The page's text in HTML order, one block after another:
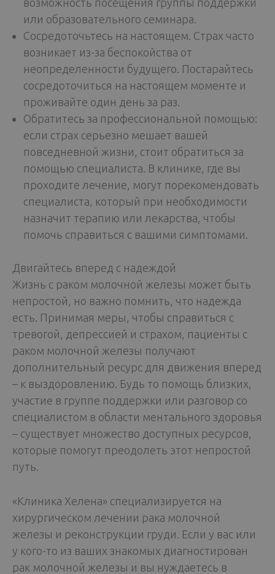
возможность посещения группы поддержки
или образовательного семинара.
Сосредоточьтесь на настоящем. Страх часто
возникает из-за беспокойства от
неопределенности будущего. Постарайтесь
сосредоточиться на настоящем моменте и
проживайте один день за раз.
Обратитесь за профессиональной помощью:
если страх серьезно мешает вашей
повседневной жизни, стоит обратиться за
помощью специалиста. В клинике, где вы
проходите лечение, могут порекомендовать
специалиста, который при необходимости
назначит терапию или лекарства, чтобы
помочь справиться с вашими симптомами.
Двигайтесь вперед с надеждой
Жизнь с раком молочной железы может быть
непростой, но важно помнить, что надежда
есть. Принимая меры, чтобы справиться с
тревогой, депрессией и страхом, пациенты с
раком молочной железы получают
дополнительный ресурс для движения вперед
– к выздоровлению. Будь то помощь близких,
участие в группе поддержки или разговор со
специалистом в области ментального здоровья
– существует множество доступных ресурсов,
которые помогут преодолеть этот непростой
путь.
«Клиника Хелена» специализируется на
хирургическом лечении рака молочной
железы и реконструкции груди. Если у вас или
у кого-то из ваших знакомых диагностирован
рак молочной железы и вы нуждаетесь в